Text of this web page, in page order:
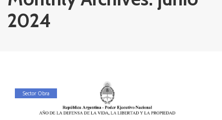
2024
Sector Obra